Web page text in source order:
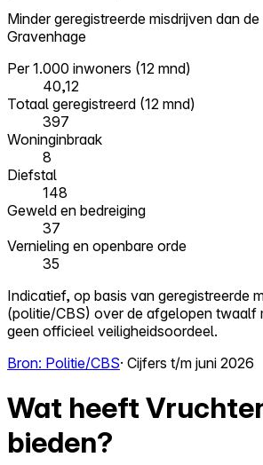
Minder geregistreerde misdrijven dan
Gravenhage
Per 1.000 inwoners (12 mnd)
40,12
Totaal geregistreerd (12 mnd)
397
Woninginbraak
8
Diefstal
148
Geweld en bedreiging
37
Vernieling en openbare orde
35
Indicatief, op basis van geregistreerde
(politie/CBS) over de afgelopen twaalf
geen officieel veiligheidsoordeel.
Bron: Politie/CBS· Cijfers t/m juni 2026
Wat heeft
bieden?